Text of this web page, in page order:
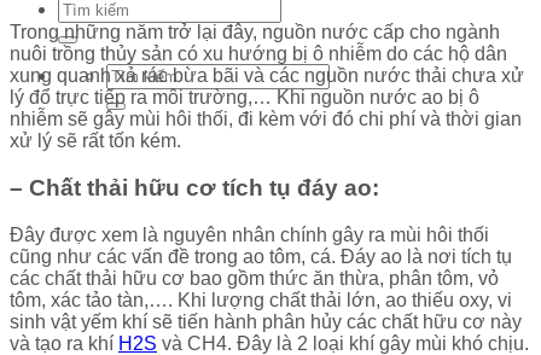
Trong những năm trở lại đây, nguồn nước cấp cho ngành
nuôi trồng thủy sản có xu hướng bị ô nhiễm do các hộ dân
xung quanh xả rác bừa bãi và các nguồn nước thải chưa xử
lý đổ trực tiếp ra môi trường,… Khi nguồn nước ao bị ô
nhiễm sẽ gây mùi hôi thối, đi kèm với đó chi phí và thời gian
xử lý sẽ rất tốn kém.
– Chất thải hữu cơ tích tụ đáy ao:
Đây được xem là nguyên nhân chính gây ra mùi hôi thối
cũng như các vấn đề trong ao tôm, cá. Đáy ao là nơi tích tụ
các chất thải hữu cơ bao gồm thức ăn thừa, phân tôm, vỏ
tôm, xác tảo tàn,…. Khi lượng chất thải lớn, ao thiếu oxy, vi
sinh vật yếm khí sẽ tiến hành phân hủy các chất hữu cơ này
và tạo ra khí H2S và CH4. Đây là 2 loại khí gây mùi khó chịu.